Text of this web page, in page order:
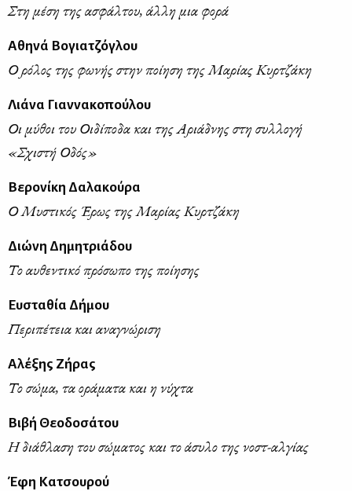
Στη μέση της ασφάλτου, άλλη μια φορά
Αθηνά Βογιατζόγλου
Ο ρόλος της φωνής στην ποίηση της Μαρίας Κυρτζάκη
Λιάνα Γιαννακοπούλου
Οι μύθοι του Οιδίποδα και της Αριάδνης στη συλλογή
«Σχιστή Οδός»
Βερονίκη Δαλακούρα
Ο Μυστικός Έρως της Μαρίας Κυρτζάκη
Διώνη Δημητριάδου
Το αυθεντικό πρόσωπο της ποίησης
Ευσταθία Δήμου
Περιπέτεια και αναγνώριση
Αλέξης Ζήρας
Το σώμα, τα οράματα και η νύχτα
Βιβή Θεοδοσάτου
Η διάθλαση του σώματος και το άσυλο της νοστ-αλγίας
Έφη Κατσουρού